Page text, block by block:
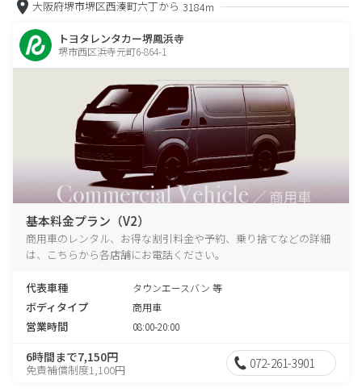
大阪府堺市堺区西湊町六丁から 3184m
トヨタレンタカー堺鳳浜寺
堺市西区浜寺元町6-864-1
基本料金プラン（V2）
商用車のレンタル、お得な割引料金や予約、乗り捨てなどの詳細
は、こちらから各店舗にお電話ください。
代表車種 タウンエースバン 等
ボディタイプ 商用車
営業時間 08:00-20:00
6時間まで7,150円
免責補償制度1,100円 072-261-3901